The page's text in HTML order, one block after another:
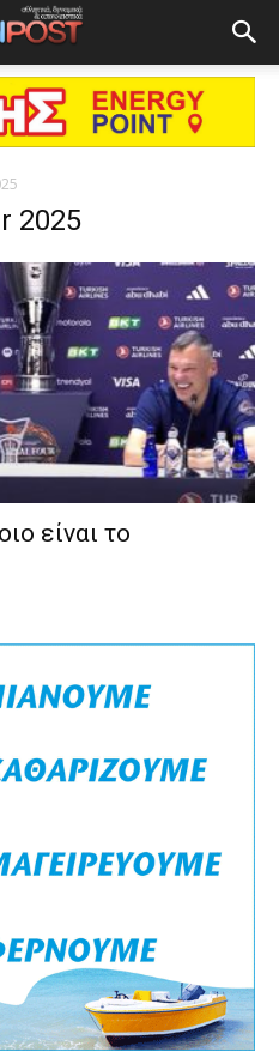
2025
είναι το